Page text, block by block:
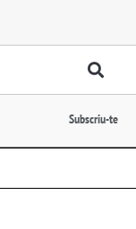
Subscriu-te